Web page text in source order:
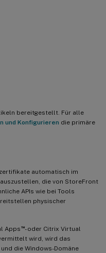
bereitgestellt. Für alle
und Konfigurieren die primäre
automatisch im
die von StoreFront
APIs wie bei Tools
physischer
Apps ™- oder Citrix Virtual
wird, wird das
die Windows-Domäne